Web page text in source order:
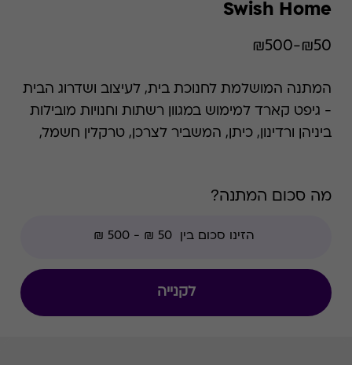
Swish Home
₪50-₪500
המתנה המושלמת לחנוכת בית, לעיצוב ושדרוג הבית
- גיפט קארד למימוש במגוון רשתות וחנויות מובילות
ביניהן ורדינון, כיתן, המשביר לצרכן, טרקלין חשמל,
הנחת מועדון, מגבלות הרשת וצבירת נקודות של בית
מה סכום המתנה?
לקנייה